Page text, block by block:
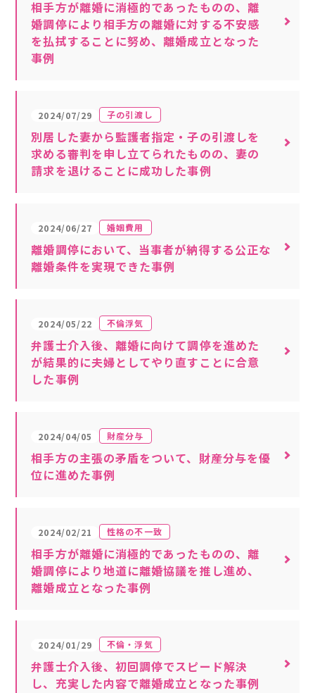
相手方が離婚に消極的であったものの、離
婚調停により相手方の離婚に対する不安感
を払拭することに努め、離婚成立となった
事例
2024/07/29 子の引渡し
別居した妻から監護者指定・子の引渡しを
求める審判を申し立てられたものの、妻の
請求を退けることに成功した事例
2024/06/27 婚姻費用
離婚調停において、当事者が納得する公正な
離婚条件を実現できた事例
2024/05/22 不倫浮気
弁護士介入後、離婚に向けて調停を進めた
が結果的に夫婦としてやり直すことに合意
した事例
2024/04/05 財産分与
相手方の主張の矛盾をついて、財産分与を優
位に進めた事例
2024/02/21 性格の不一致
相手方が離婚に消極的であったものの、離
婚調停により地道に離婚協議を推し進め、
離婚成立となった事例
2024/01/29 不倫・浮気
弁護士介入後、初回調停でスピード解決
し、充実した内容で離婚成立となった事例